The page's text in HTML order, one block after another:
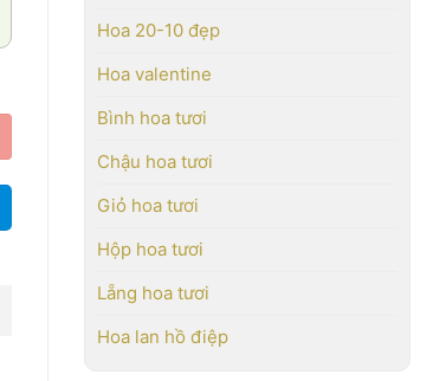
Hoa 20-10 đẹp
Hoa valentine
Bình hoa tươi
Chậu hoa tươi
Giỏ hoa tươi
Hộp hoa tươi
Lẵng hoa tươi
Hoa lan hồ điệp